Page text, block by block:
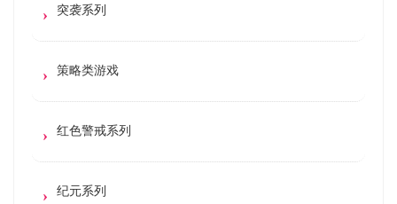
突袭系列
策略类游戏
红色警戒系列
纪元系列